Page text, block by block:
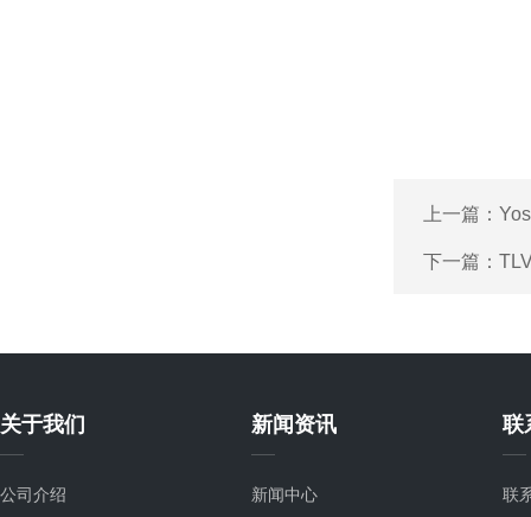
上一篇：
下一篇：
关于我们
公司介绍
新闻资讯
新闻中心
联
联